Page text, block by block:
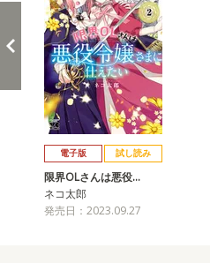
電子版 試し読み
限界OLさんは悪役…
ネコ太郎
発売日：2023.09.27